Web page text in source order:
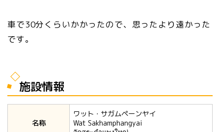
車で30分くらいかかったので、思ったより遠かった
です。
施設情報
名称
ワット・サガムペーンヤイ
Wat Sakhamphangyai